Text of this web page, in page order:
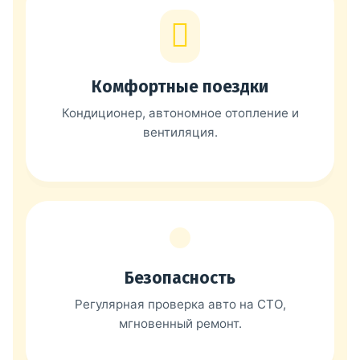
Комфортные поездки
Кондиционер, автономное отопление и
вентиляция.
Безопасность
Регулярная проверка авто на СТО,
мгновенный ремонт.